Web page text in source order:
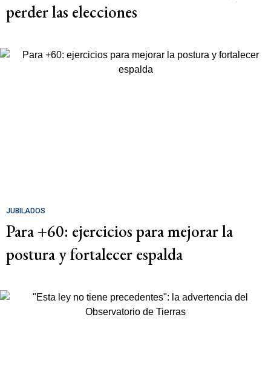
perder las elecciones
JUBILADOS
Para +60: ejercicios para mejorar la
postura y fortalecer espalda